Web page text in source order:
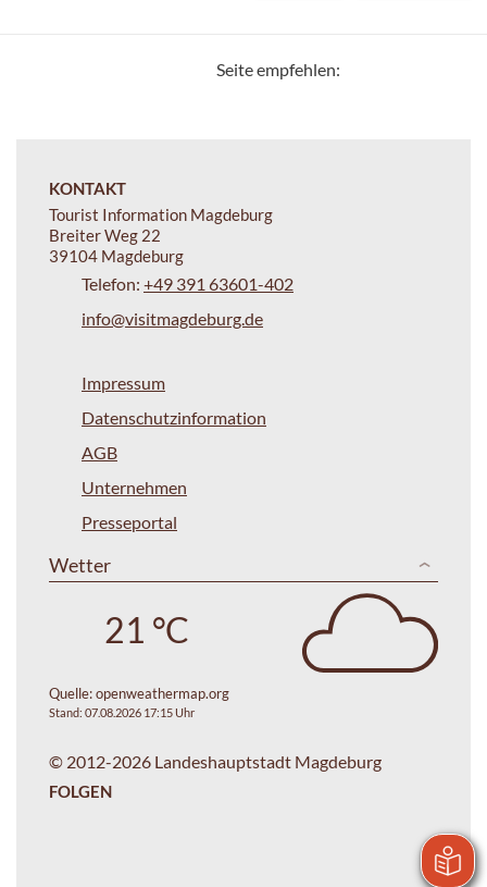
Seite empfehlen:
KONTAKT
Tourist Information Magdeburg
Breiter Weg 22
39104 Magdeburg
Telefon: +49 391 63601-402
info@visitmagdeburg.de
Impressum
Datenschutzinformation
AGB
Unternehmen
Presseportal
Wetter
21 °C
Quelle:openweathermap.org
Stand: 07.08.2026 17:15 Uhr
© 2012-2026 Landeshauptstadt Magdeburg
FOLGEN